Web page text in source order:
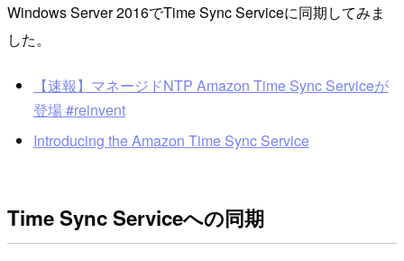
Windows Server 2016でTime Sync Serviceに同期してみま
した。
【速報】マネージドNTP Amazon Time Sync Serviceが
登場 #reinvent
Introducing the Amazon Time Sync Service
Time Sync Serviceへの同期